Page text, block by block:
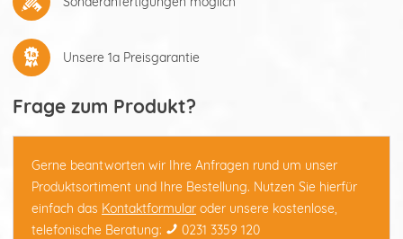
Unsere 1a Preisgarantie
Frage zum Produkt?
Gerne beantworten wir Ihre Anfragen rund um unser
Produktsortiment und Ihre Bestellung. Nutzen Sie hierfür
einfach das Kontaktformular oder unsere kostenlose,
telefonische Beratung:
0231 3359 120